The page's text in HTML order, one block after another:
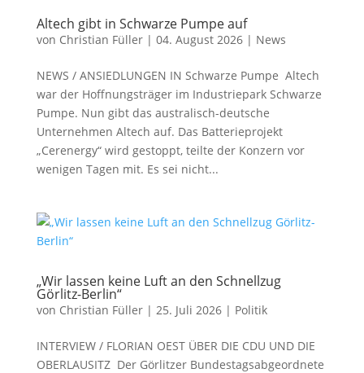
Altech gibt in Schwarze Pumpe auf
von Christian Füller| 04. August 2026| News
NEWS / ANSIEDLUNGEN IN Schwarze Pumpe Altech
war der Hoffnungsträger im Industriepark Schwarze
Pumpe. Nun gibt das australisch-deutsche
Unternehmen Altech auf. Das Batterieprojekt
„Cerenergy“ wird gestoppt, teilte der Konzern vor
wenigen Tagen mit. Es sei nicht...
„Wir lassen keine Luft an den Schnellzug
Görlitz-Berlin“
von Christian Füller| 25. Juli 2026| Politik
INTERVIEW / FLORIAN OEST ÜBER DIE CDU UND DIE
OBERLAUSITZ Der Görlitzer Bundestagsabgeordnete